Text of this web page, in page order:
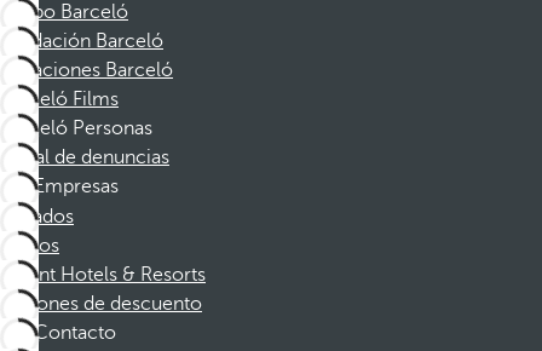
Grupo Barceló
Fundación Barceló
Vacaciones Barceló
Barceló Films
Barceló Personas
Canal de denuncias
Empresas
Afiliados
Socios
Dorint Hotels & Resorts
Cupones de descuento
Contacto